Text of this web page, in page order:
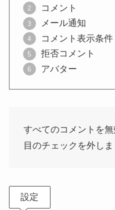
コメント
メール通知
コメント表示条件
拒否コメント
アバター
すべてのコメントを
目のチェックを外しま
設定